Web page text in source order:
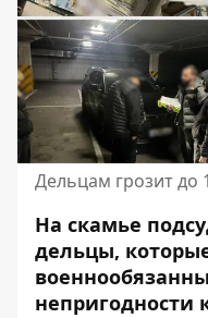
Дельцам грозит до
На скамье
дельцы,
непригодности